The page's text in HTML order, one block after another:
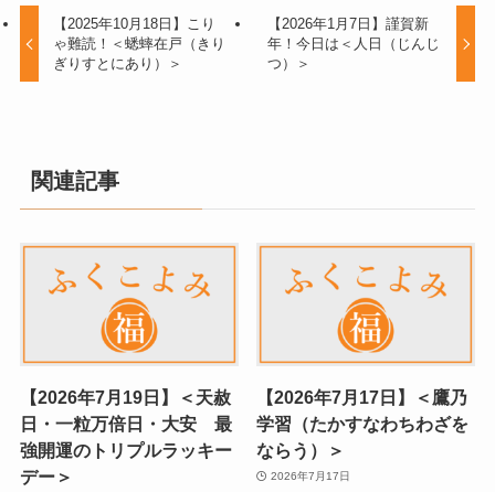
【2025年10月18日】こり
ゃ難読！＜蟋蟀在戸（きり
ぎりすとにあり）＞
【2026年1月7日】謹賀新
年！今日は＜人日（じんじ
つ）＞
関連記事
【2026年7月19日】＜天赦
日・一粒万倍日・大安 最
強開運のトリプルラッキー
デー＞
【2026年7月17日】＜鷹乃
学習（たかすなわちわざを
ならう）＞
2026年7月17日